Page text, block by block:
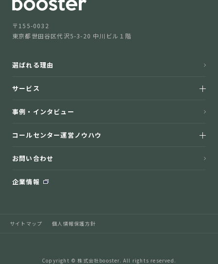
〒155-0032
東京都世田谷区代沢5-3-20 中川ビル１階
選ばれる理由
サービス
事例・インタビュー
コールセンター運営ノウハウ
お問い合わせ
企業情報
サイトマップ 個人情報保護方針
Copyright © 株式会社booster. All rights reserved.